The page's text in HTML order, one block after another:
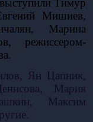
Тимур
Мишиев,
Марина
режиссером-
Ян Цапник,
Мария
Максим